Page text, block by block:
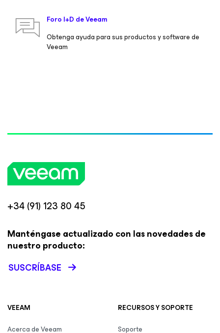
Foro I+D de Veeam
Obtenga ayuda para sus productos y software de
Veeam
+34 (91) 123 80 45
Manténgase actualizado con las novedades de
nuestro producto:
SUSCRÍBASE
VEEAM
Acerca de Veeam
RECURSOS Y SOPORTE
Soporte